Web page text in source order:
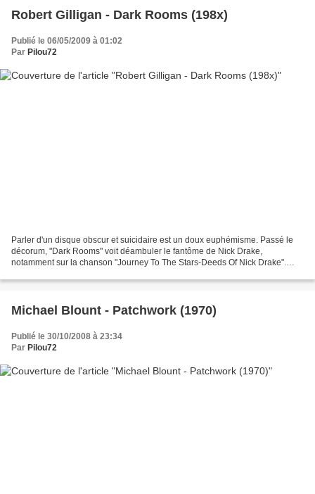
Robert Gilligan - Dark Rooms (198x)
Publié le 06/05/2009 à 01:02
Par Pilou72
Parler d'un disque obscur et suicidaire est un doux euphémisme. Passé le
décorum, "Dark Rooms" voit déambuler le fantôme de Nick Drake,
notamment sur la chanson "Journey To The Stars-Deeds Of Nick Drake".
Michael Blount - Patchwork (1970)
Publié le 30/10/2008 à 23:34
Par Pilou72